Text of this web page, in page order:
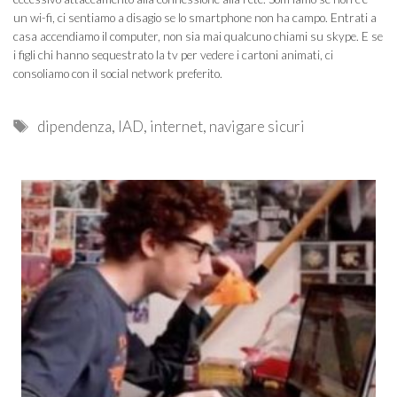
un wi-fi, ci sentiamo a disagio se lo smartphone non ha campo. Entrati a
casa accendiamo il computer, non sia mai qualcuno chiami su skype. E se
i figli chi hanno sequestrato la tv per vedere i cartoni animati, ci
consoliamo con il social network preferito.
Tags
dipendenza, IAD, internet, navigare sicuri